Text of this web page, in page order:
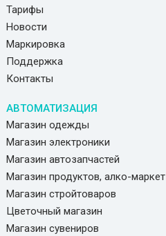
Тарифы
Новости
Маркировка
Поддержка
Контакты
АВТОМАТИЗАЦИЯ
Магазин одежды
Магазин электроники
Магазин автозапчастей
Магазин продуктов, алко-маркет
Магазин стройтоваров
Цветочный магазин
Магазин сувениров